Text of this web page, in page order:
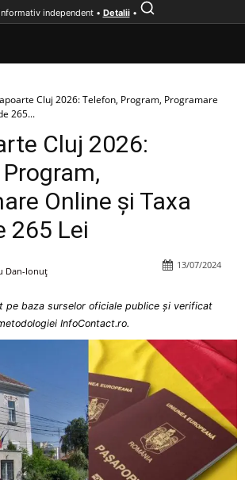
Cluj 2026: Telefon, Program, Programare
265...
Cluj 2026:
Online și Taxa
265 Lei
Dan-Ionuț
13/07/2024
pe baza surselor oficiale publice și verificat
InfoContact.ro.
independent • Detalii•